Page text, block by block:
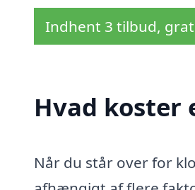
Indhent 3 tilbud,
Hvad koster
Når du står over for